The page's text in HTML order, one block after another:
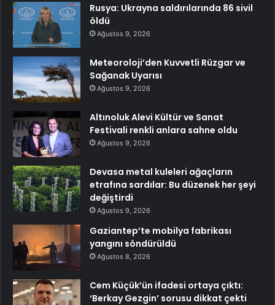
Rusya: Ukrayna saldırılarında 86 sivil
öldü
Ağustos 9, 2026
Meteoroloji’den Kuvvetli Rüzgar ve
Sağanak Uyarısı
Ağustos 9, 2026
Altınoluk Alevi Kültür ve Sanat
Festivali renkli anlara sahne oldu
Ağustos 9, 2026
Devasa metal kuleleri ağaçların
etrafına sardılar: Bu düzenek her şeyi
değiştirdi
Ağustos 9, 2026
Gaziantep’te mobilya fabrikası
yangını söndürüldü
Ağustos 8, 2026
Cem Küçük’ün ifadesi ortaya çıktı:
‘Berkay Gezgin’ sorusu dikkat çekti